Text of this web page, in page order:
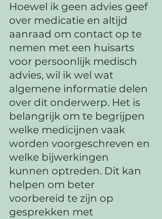
Hoewel ik geen advies geef
over medicatie en altijd
aanraad om contact op te
nemen met een huisarts
voor persoonlijk medisch
advies, wil ik wel wat
algemene informatie delen
over dit onderwerp. Het is
belangrijk om te begrijpen
welke medicijnen vaak
worden voorgeschreven en
welke bijwerkingen
kunnen optreden. Dit kan
helpen om beter
voorbereid te zijn op
gesprekken met